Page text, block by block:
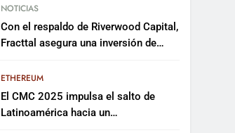
NOTICIAS
Con el respaldo de Riverwood Capital,
Fracttal asegura una inversión de
plataforma
ETHEREUM
El CMC 2025 impulsa el salto de
Latinoamérica hacia un